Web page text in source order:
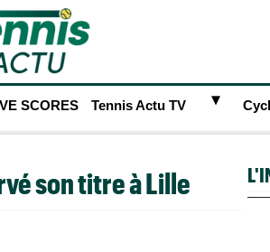
SCORES Tennis Actu TV ►
son titre à Lille